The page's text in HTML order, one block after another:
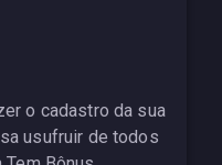
o cadastro da sua
usufruir de todos